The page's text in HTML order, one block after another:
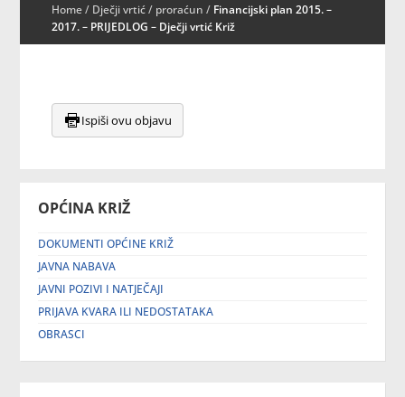
OPĆINA KRIŽ
DOKUMENTI OPĆINE KRIŽ
JAVNA NABAVA
JAVNI POZIVI I NATJEČAJI
PRIJAVA KVARA ILI NEDOSTATAKA
OBRASCI
Home/ Dječji vrtić/ proraćun / Financijski plan 2015. –
2017. – PRIJEDLOG – Dječji vrtić Križ
Ispiši ovu objavu